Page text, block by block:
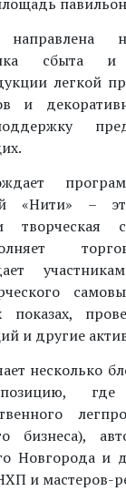
направлена
сбыта и
легкой
и
«Нити» –
творческая
и другие
несколько
где
бизнеса),
Новгорода и
и мастеров-